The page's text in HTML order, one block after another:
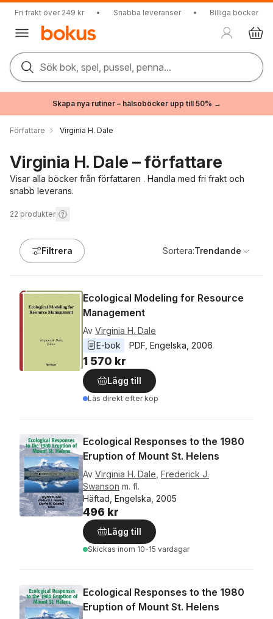
Fri frakt över 249 kr • Snabba leveranser • Billiga böcker
Sök bok, spel, pussel, penna...
Skapa nya rutiner – hälsoböcker upp till 50% →
Författare Virginia H. Dale
Virginia H. Dale – författare
Visar alla böcker från författaren . Handla med fri frakt och
snabb leverans.
22 produkter
Filtrera Sortera:Trendande
Ecological Modeling for Resource
Management
Av Virginia H. Dale
E-bok
PDF Engelska 2006
1 570 kr
Lägg till
Läs direkt efter köp
Ecological Responses to the 1980
Eruption of Mount St. Helens
Av Virginia H. Dale Frederick J.
Swanson m. fl.
Häftad, Engelska, 2005
496 kr
Lägg till
Skickas inom 10-15 vardagar
Ecological Responses to the 1980
Eruption of Mount St. Helens